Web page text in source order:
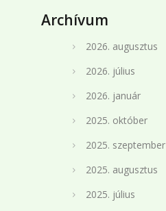
Archívum
2026. augusztus
2026. július
2026. január
2025. október
2025. szeptember
2025. augusztus
2025. július